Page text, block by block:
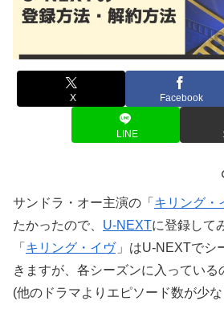
X Facebook
LINE
サンドラ・オー主演の「 キリング・
たかったので、 U-NEXTに登録して
「 キリング・イヴ 」はU-NEXTでシ
きますが、各シーズンに入っている
(他のドラマよりエピソード数が少な